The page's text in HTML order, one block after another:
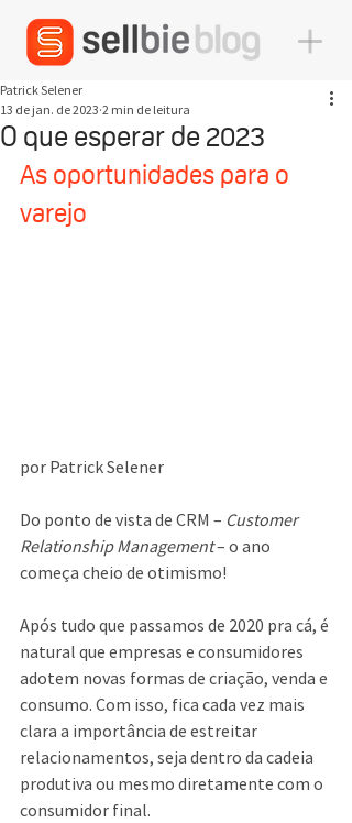
O que esperar de 2023
Patrick Selener
13 de jan. de 2023 2 min de leitura
As oportunidades para o
varejo
por Patrick Selener
Do ponto de vista de CRM – Customer
Relationship Management – o ano
começa cheio de otimismo!
Após tudo que passamos de 2020 pra cá, é
natural que empresas e consumidores
adotem novas formas de criação, venda e
consumo. Com isso, fica cada vez mais
clara a importância de estreitar
relacionamentos, seja dentro da cadeia
produtiva ou mesmo diretamente com o
consumidor final.